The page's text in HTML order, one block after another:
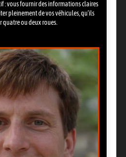
: vous fournir des informations claires
pleinement de vos véhicules, qu’ils
quatre ou deux roues.